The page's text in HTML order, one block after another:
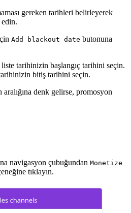
gereken tarihleri belirleyerek
Add blackout date butonuna
tarihinizin başlangıç tarihini seçin.
bitiş tarihini seçin.
denk gelirse, promosyon
navigasyon çubuğundan Monetize
tıklayın.